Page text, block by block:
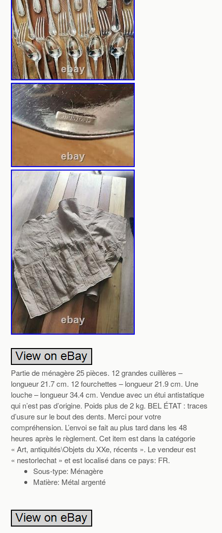
Partie de ménagère 25 pièces. 12 grandes cuillères –
longueur 21.7 cm. 12 fourchettes – longueur 21.9 cm. Une
louche – longueur 34.4 cm. Vendue avec un étui antistatique
qui n’est pas d’origine. Poids plus de 2 kg. BEL ÉTAT : traces
d’usure sur le bout des dents. Merci pour votre
compréhension. L’envoi se fait au plus tard dans les 48
heures après le règlement. Cet item est dans la catégorie
« Art, antiquités\Objets du XXe, récents ». Le vendeur est
« nestorlechat » et est localisé dans ce pays: FR.
Sous-type: Ménagère
Matière: Métal argenté